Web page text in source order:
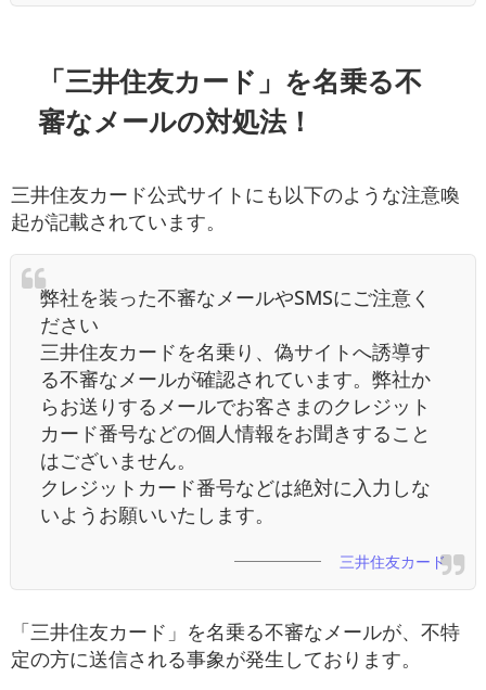
「三井住友カード」を名乗る不
審なメールの対処法！
三井住友カード公式サイトにも以下のような注意喚
起が記載されています。
弊社を装った不審なメールやSMSにご注意く
ださい
三井住友カードを名乗り、偽サイトへ誘導す
る不審なメールが確認されています。弊社か
らお送りするメールでお客さまのクレジット
カード番号などの個人情報をお聞きすること
はございません。
クレジットカード番号などは絶対に入力しな
いようお願いいたします。
三井住友カード
「三井住友カード」を名乗る不審なメールが、不特
定の方に送信される事象が発生しております。